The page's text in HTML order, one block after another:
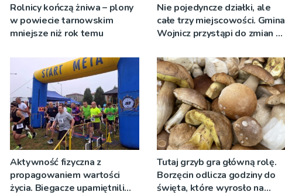
Rolnicy kończą żniwa – plony
w powiecie tarnowskim
mniejsze niż rok temu
Nie pojedyncze działki, ale
całe trzy miejscowości. Gmina
Wojnicz przystąpi do zmian w
Aktywność fizyczna z
propagowaniem wartości
życia. Biegacze upamiętnili
Tutaj grzyb gra główną rolę.
Borzęcin odlicza godziny do
święta, które wyrosło na